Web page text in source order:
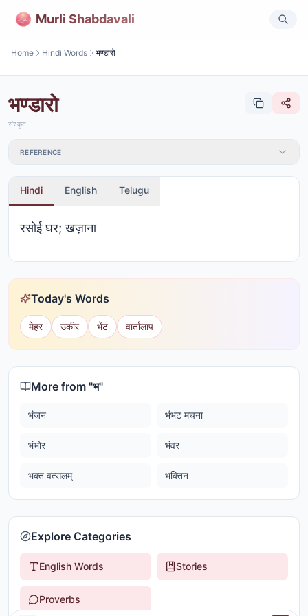
Murli Shabdavali
Home Hindi Words भण्डारो
भण्डारो
संस्कृत
REFERENCE
Hindi English Telugu
रसोई घर; खज़ाना
Today's Words
मेहर उकीर भेंट वार्तालाप
More from "भ"
भंजन भंभट मचना
भंभोर भंवर
भक्त वत्सलम् भक्तिन
Explore Categories
English Words Stories
Proverbs